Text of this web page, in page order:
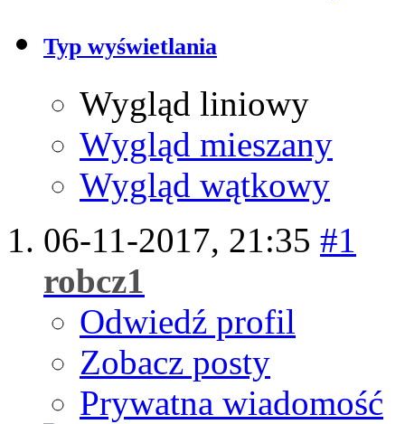
Typ wyświetlania
Wygląd liniowy
Wygląd mieszany
Wygląd wątkowy
06-11-2017, 21:35 #1
robcz1
Odwiedź profil
Zobacz posty
Prywatna wiadomość